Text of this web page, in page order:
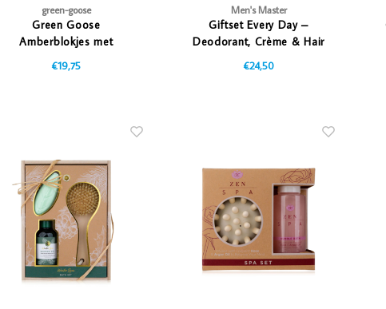
green-goose
Green Goose
Amberblokjes met
Schaaltje en Rasp
€19,75
Men's Master
Giftset Every Day –
Deodorant, Crème & Hair
& Body
€24,50